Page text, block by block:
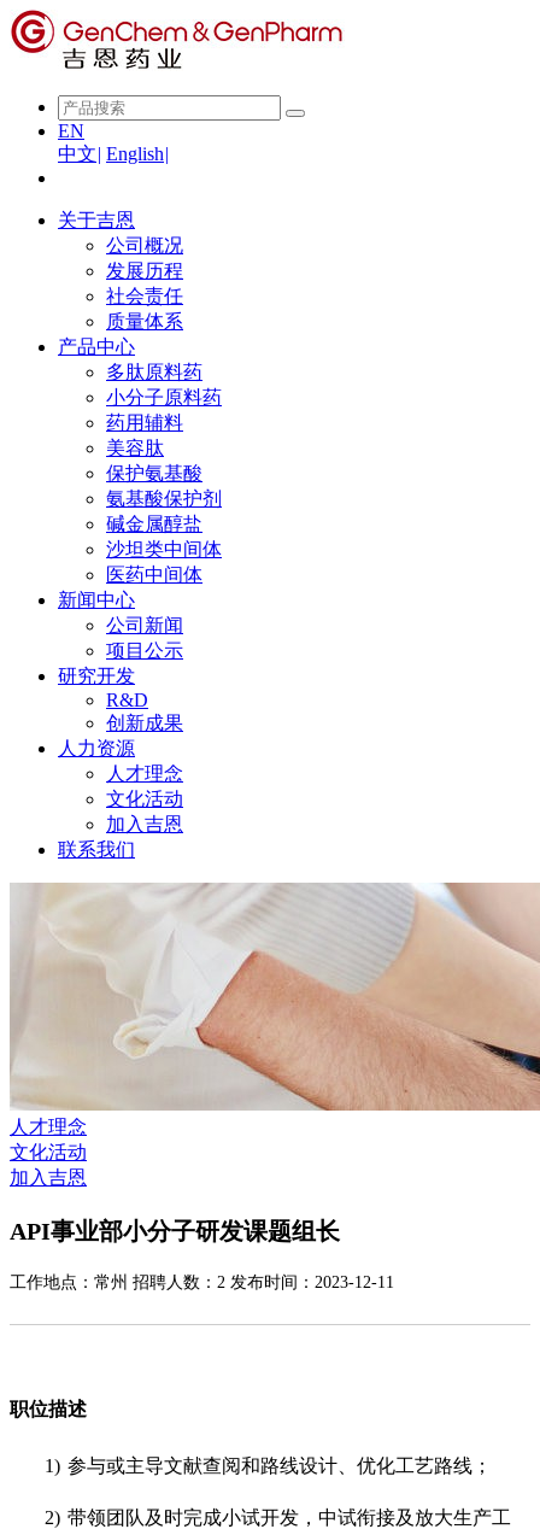
EN
中文| English|
关于吉恩
公司概况
发展历程
社会责任
质量体系
产品中心
多肽原料药
小分子原料药
药用辅料
美容肽
保护氨基酸
氨基酸保护剂
碱金属醇盐
沙坦类中间体
医药中间体
新闻中心
公司新闻
项目公示
研究开发
R&D
创新成果
人力资源
人才理念
文化活动
加入吉恩
联系我们
人才理念
文化活动
加入吉恩
API事业部小分子研发课题组长
工作地点：常州 招聘人数：2 发布时间：2023-12-11
职位描述
1) 参与或主导文献查阅和路线设计、优化工艺路线；
2) 带领团队及时完成小试开发，中试衔接及放大生产工